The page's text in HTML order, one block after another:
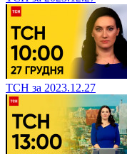
ТСН за 2023.12.27